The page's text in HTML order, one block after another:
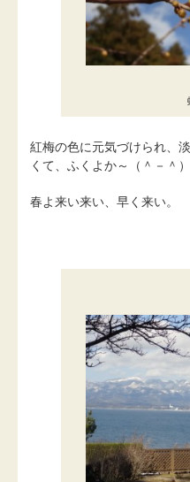
紅梅の色に元気づけられ、
くて、ふくよか～（＾－＾）
春よ来い来い、早く来い。